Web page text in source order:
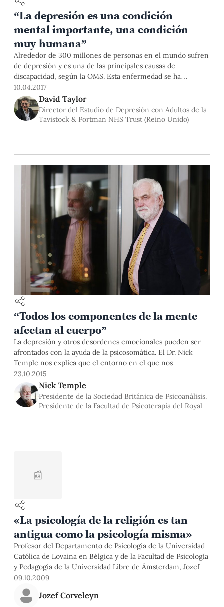
“La depresión es una condición
mental importante, una condición
muy humana”
Alrededor de 300 millones de personas en el mundo sufren
de depresión y es una de las principales causas de
discapacidad, según la OMS. Esta enfermedad se ha
convertido en una de las más frecuentes, pero es, a su vez,
silenciosa en el ámbito de la salud. Muchas personas optan
por abandonar o no seguir un tratamiento, lo cual genera
conductas perjudiciales para sus vidas y su entorno,
(ADTS) como un aporte para la prevención de esta
enfermedad.
10.04.2017
David Taylor
Director del Estudio de Depresión con Adultos de la
Tavistock & Portman NHS Trust (Reino Unido)
“Todos los componentes de la mente
afectan al cuerpo”
La depresión y otros desordenes emocionales pueden ser
afrontados con la ayuda de la psicosomática. El Dr. Nick
Temple nos explica que el entorno en el que nos
desarrollamos y nuestras emociones pueden influir en
muchos malestares o enfermedades serias, así como nos
brinda propuestas de solución. El especialista nos visitó para
la primera edición de la Cátedra Psicoanálisis Británico
23.10.2015
Nick Temple
Presidente de la Sociedad Británica de Psicoanálisis.
Presidente de la Facultad de Psicoterapia del Royal
📰
«La psicología de la religión es tan
antigua como la psicología misma»
Profesor del Departamento de Psicología de la Universidad
Católica de Lovaina en Bélgica y de la Facultad de Psicología
y Pedagogía de la Universidad Libre de Ámsterdam, Jozef
Corveleyn será reconocido este miércoles 14 de octubre
como profesor honorario de la Católica, en mérito a sus
investigaciones en psicología. El destacado psicoanalista
09.10.2009
Jozef Corveleyn